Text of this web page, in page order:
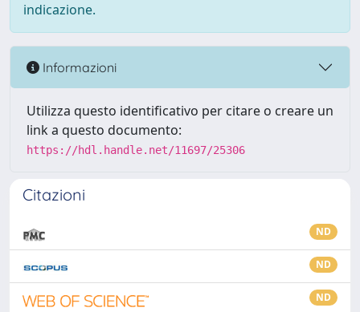
indicazione.
Informazioni
Utilizza questo identificativo per citare o creare un
link a questo documento:
https://hdl.handle.net/11697/25306
Citazioni
ND
ND
ND